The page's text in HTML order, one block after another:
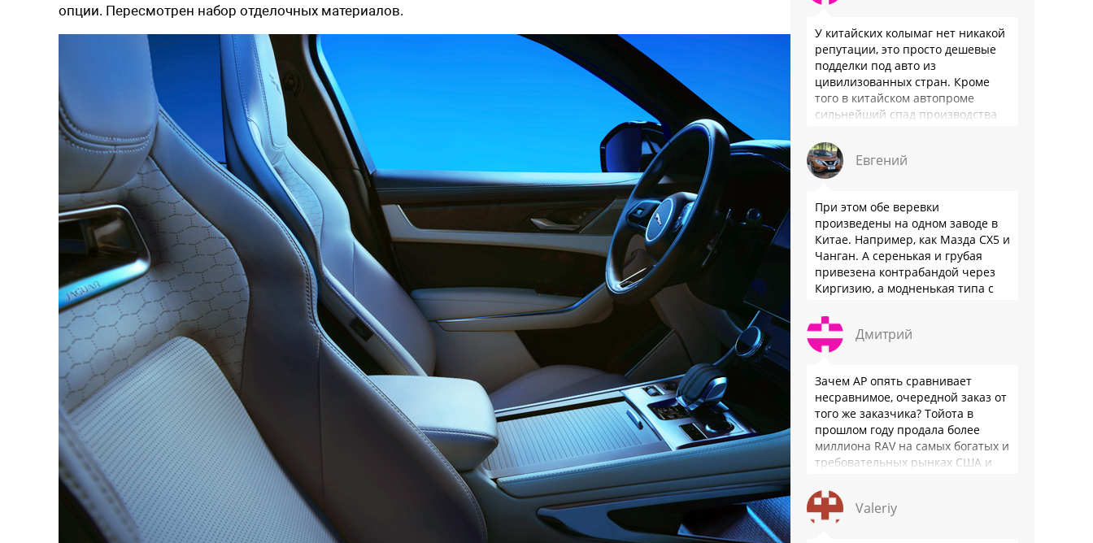
опции. Пересмотрен набор отделочных материалов.
У китайских колымаг нет никакой
репутации, это просто дешевые
подделки под авто из
цивилизованных стран. Кроме
того в китайском автопроме
сильнейший спад производства
почти все китайские
производители работают …
Евгений
При этом обе веревки
произведены на одном заводе в
Китае. Например, как Мазда СХ5 и
Чанган. А серенькая и грубая
привезена контрабандой через
Киргизию, а модненькая типа с
Дмитрий
Зачем АР опять сравнивает
несравнимое, очередной заказ от
того же заказчика? Тойота в
прошлом году продала более
миллиона RAV на самых богатых и
требовательных рынках США и
подтвердив статус …
Valeriy